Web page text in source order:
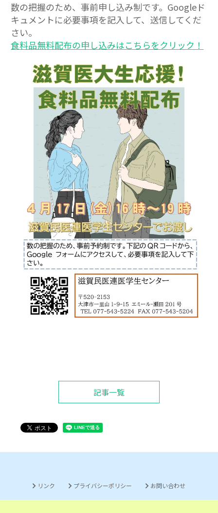
数の把握のため、事前申し込み制です。Googleド
キュメントに必要事項を記入して、送信してくだ
さい。
食料品無料配布の申し込みはこちらをクリック！
記事一覧
リンク プライバシーポリシー お問い合わせ